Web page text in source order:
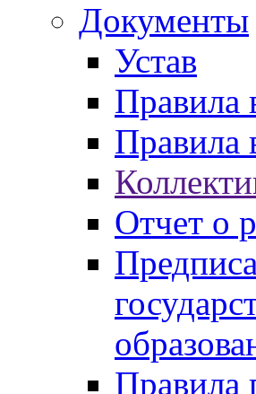
Документы
Устав
Правила
Правила
Отчет о
Правила